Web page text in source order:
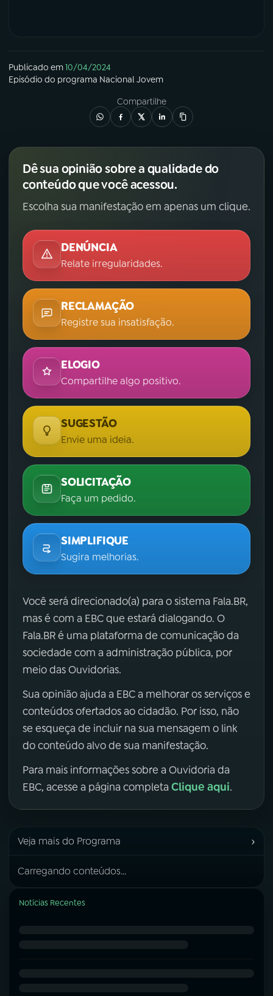
Publicado em10/04/2024
Episódio do programa Nacional Jovem
Compartilhe
Dê sua opinião sobre a qualidade do
conteúdo que você acessou.
Escolha sua manifestação em apenas um clique.
DENÚNCIA
Relate irregularidades.
RECLAMAÇÃO
Registre sua insatisfação.
ELOGIO
Compartilhe algo positivo.
SUGESTÃO
Envie uma ideia.
SOLICITAÇÃO
Faça um pedido.
SIMPLIFIQUE
Sugira melhorias.
Você será direcionado(a) para o sistema Fala.BR,
mas é com a EBC que estará dialogando. O
Fala.BR é uma plataforma de comunicação da
sociedade com a administração pública, por
meio das Ouvidorias.
Sua opinião ajuda a EBC a melhorar os serviços e
conteúdos ofertados ao cidadão. Por isso, não
se esqueça de incluir na sua mensagem o link
do conteúdo alvo de sua manifestação.
Para mais informações sobre a Ouvidoria da
EBC, acesse a página completa Clique aqui.
Veja mais do Programa ›
Carregando conteúdos...
Notícias Recentes